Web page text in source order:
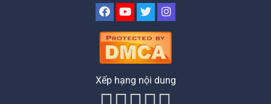
Xếp hạng nội dung